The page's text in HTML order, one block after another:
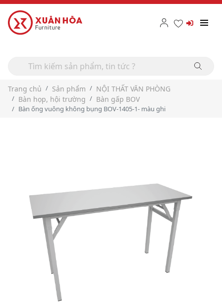
Trang chủ Sản phẩm
NỘI THẤT VĂN PHÒNG
Bàn họp, hội trường
Bàn gấp BOV
Bàn ống vuông không bụng BOV-1405-1- màu ghi